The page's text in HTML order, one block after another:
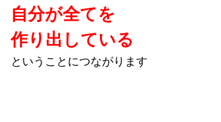
自分が全てを
作り出している
ということにつながります